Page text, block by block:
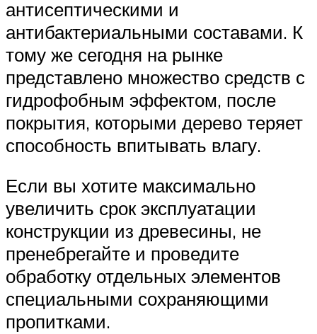
антисептическими и
антибактериальными составами. К
тому же сегодня на рынке
представлено множество средств с
гидрофобным эффектом, после
покрытия, которыми дерево теряет
способность впитывать влагу.
Если вы хотите максимально
увеличить срок эксплуатации
конструкции из древесины, не
пренебрегайте и проведите
обработку отдельных элементов
специальными сохраняющими
пропитками.